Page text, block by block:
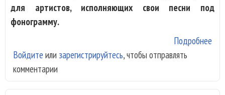
для артистов, исполняющих свои песни под
фонограмму.
Подробнее
Войдите или зарегистрируйтесь, чтобы отправлять
комментарии